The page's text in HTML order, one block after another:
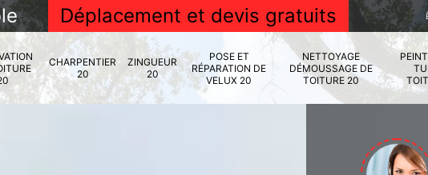
Déplacement et devis gratuits
CHARPENTIER
20
ZINGUEUR
20
POSE ET
RÉPARATION DE
VELUX 20
NETTOYAGE
DÉMOUSSAGE DE
TOITURE 20